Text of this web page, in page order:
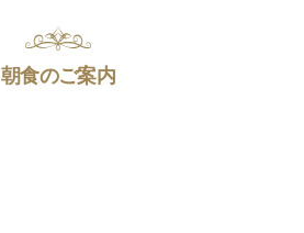
朝食のご案内